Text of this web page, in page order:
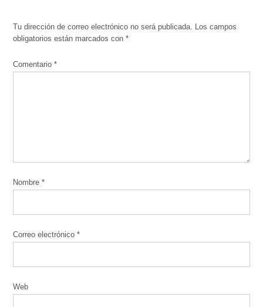
Tu dirección de correo electrónico no será publicada. Los campos
obligatorios están marcados con*
Comentario*
Nombre*
Correo electrónico*
Web